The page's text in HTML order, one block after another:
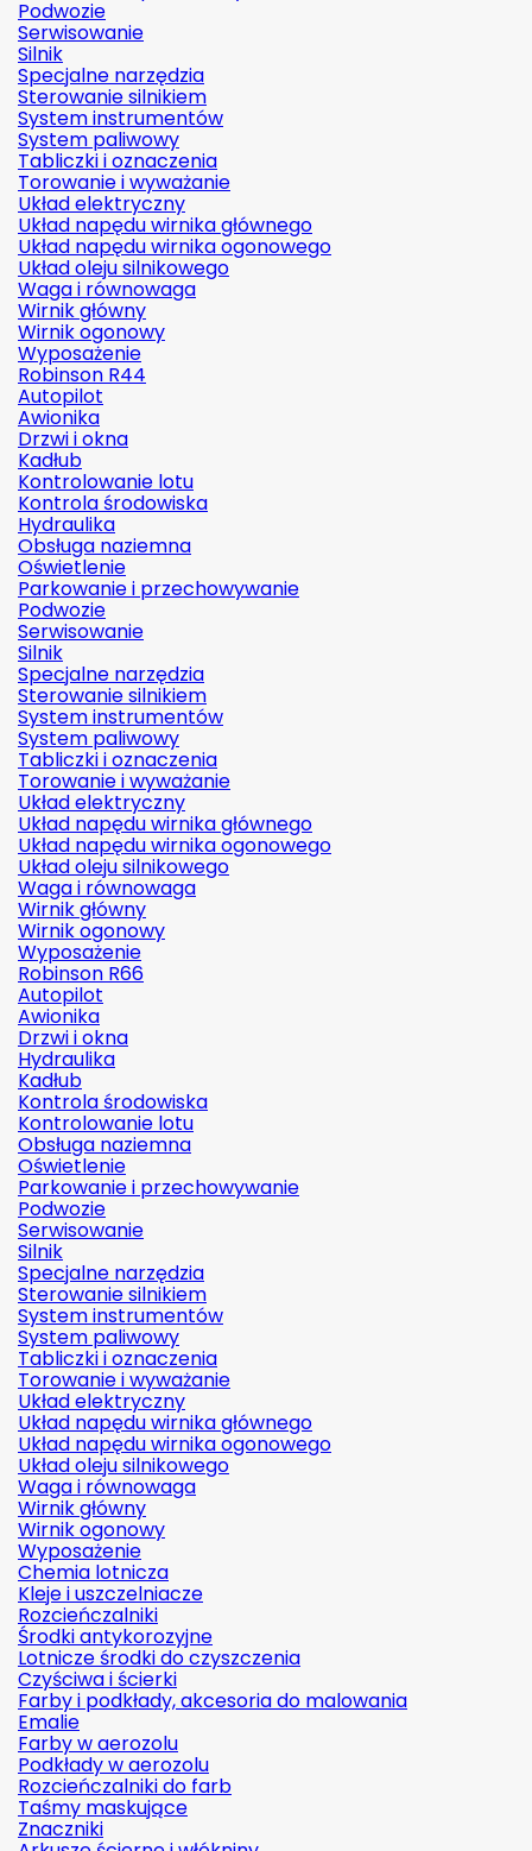
Podwozie
Serwisowanie
Silnik
Specjalne narzędzia
Sterowanie silnikiem
System instrumentów
System paliwowy
Tabliczki i oznaczenia
Torowanie i wyważanie
Układ elektryczny
Układ napędu wirnika głównego
Układ napędu wirnika ogonowego
Układ oleju silnikowego
Waga i równowaga
Wirnik główny
Wirnik ogonowy
Wyposażenie
Robinson R44
Autopilot
Awionika
Drzwi i okna
Kadłub
Kontrolowanie lotu
Kontrola środowiska
Hydraulika
Obsługa naziemna
Oświetlenie
Parkowanie i przechowywanie
Podwozie
Serwisowanie
Silnik
Specjalne narzędzia
Sterowanie silnikiem
System instrumentów
System paliwowy
Tabliczki i oznaczenia
Torowanie i wyważanie
Układ elektryczny
Układ napędu wirnika głównego
Układ napędu wirnika ogonowego
Układ oleju silnikowego
Waga i równowaga
Wirnik główny
Wirnik ogonowy
Wyposażenie
Robinson R66
Autopilot
Awionika
Drzwi i okna
Hydraulika
Kadłub
Kontrola środowiska
Kontrolowanie lotu
Obsługa naziemna
Oświetlenie
Parkowanie i przechowywanie
Podwozie
Serwisowanie
Silnik
Specjalne narzędzia
Sterowanie silnikiem
System instrumentów
System paliwowy
Tabliczki i oznaczenia
Torowanie i wyważanie
Układ elektryczny
Układ napędu wirnika głównego
Układ napędu wirnika ogonowego
Układ oleju silnikowego
Waga i równowaga
Wirnik główny
Wirnik ogonowy
Wyposażenie
Chemia lotnicza
Kleje i uszczelniacze
Rozcieńczalniki
Środki antykorozyjne
Lotnicze środki do czyszczenia
Czyściwa i ścierki
Farby i podkłady, akcesoria do malowania
Emalie
Farby w aerozolu
Podkłady w aerozolu
Rozcieńczalniki do farb
Taśmy maskujące
Znaczniki